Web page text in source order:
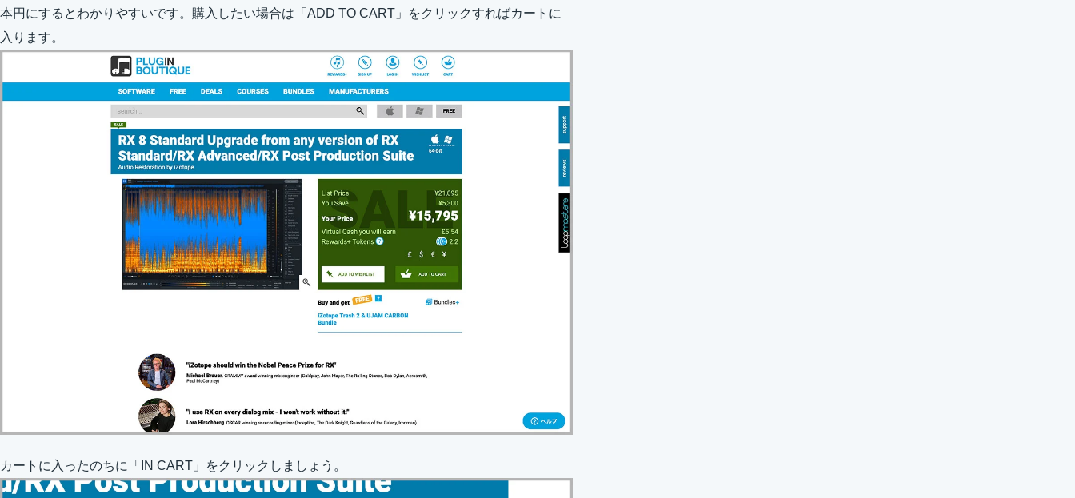
本円にするとわかりやすいです。購入したい場合は「ADD TO CART」をクリックすればカートに
入ります。
カートに入ったのちに「IN CART」をクリックしましょう。